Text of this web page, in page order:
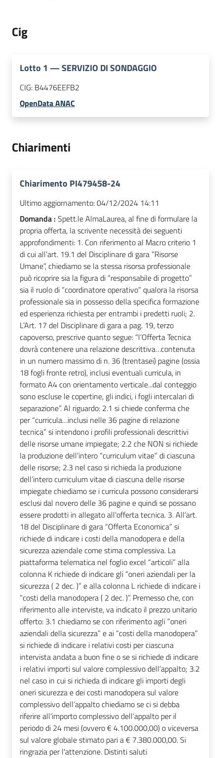
Cig
Lotto 1 —SERVIZIO DI SONDAGGIO
CIG: B4476EEFB2
OpenData ANAC
Chiarimenti
Chiarimento PI479458-24
Ultimo aggiornamento:04/12/2024 14:11
Domanda : Spett.le AlmaLaurea, al fine di formulare la
propria offerta, la scrivente necessità dei seguenti
approfondimenti: 1. Con riferimento al Macro criterio 1
di cui all’art. 19.1 del Disciplinare di gara “Risorse
Umane”, chiediamo se la stessa risorsa professionale
può ricoprire sia la figura di “responsabile di progetto”
sia il ruolo di “coordinatore operativo” qualora la risorsa
professionale sia in possesso della specifica formazione
ed esperienza richiesta per entrambi i predetti ruoli; 2.
L’Art. 17 del Disciplinare di gara a pag. 19, terzo
capoverso, prescrive quanto segue: “l’Offerta Tecnica
dovrà contenere una relazione descrittiva…contenuta
in un numero massimo di n. 36 (trentasei) pagine (ossia
18 fogli fronte retro), inclusi eventuali curricula, in
formato A4 con orientamento verticale...dal conteggio
sono escluse le copertine, gli indici, i fogli intercalari di
separazione”. Al riguardo: 2.1 si chiede conferma che
per “curricula…inclusi nelle 36 pagine di relazione
tecnica” si intendono i profili professionali descrittivi
delle risorse umane impiegate; 2.2 che NON si richiede
la produzione dell’intero “curriculum vitae” di ciascuna
delle risorse; 2.3 nel caso si richieda la produzione
dell’intero curriculum vitae di ciascuna delle risorse
impiegate chiediamo se i curricula possono considerarsi
esclusi dal novero delle 36 pagine e quindi se possano
essere prodotti in allegato all’offerta tecnica. 3. All’art.
18 del Disciplinare di gara “Offerta Economica” si
richiede di indicare i costi della manodopera e della
sicurezza aziendale come stima complessiva. La
piattaforma telematica nel foglio excel “articoli” alla
colonna K richiede di indicare gli “oneri aziendali per la
sicurezza ( 2 dec. )” e alla colonna L richiede di indicare i
“costi della manodopera ( 2 dec. )”. Premesso che, con
riferimento alle interviste, va indicato il prezzo unitario
offerto: 3.1 chiediamo se con riferimento agli “oneri
aziendali della sicurezza” e ai “costi della manodopera”
si richiede di indicare i relativi costi per ciascuna
intervista andata a buon fine o se si richiede di indicare
i relativi importi sul valore complessivo dell’appalto; 3.2
nel caso in cui si richieda di indicare gli importi degli
oneri sicurezza e dei costi manodopera sul valore
complessivo dell’appalto chiediamo se ci si debba
riferire all’importo complessivo dell’appalto per il
periodo di 24 mesi (ovvero € 4.100.000,00) o viceversa
sul valore globale stimato pari a € 7.380.000,00. Si
ringrazia per l'attenzione. Distinti saluti